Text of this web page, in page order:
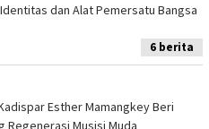
dan Alat Pemersatu Bangsa
6 berita
Esther Mamangkey Beri
Regenerasi Musisi Muda